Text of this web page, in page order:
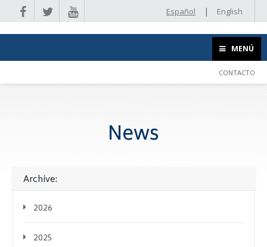
Español | English
MENÚ
CONTACTO
News
Archive:
2026
2025